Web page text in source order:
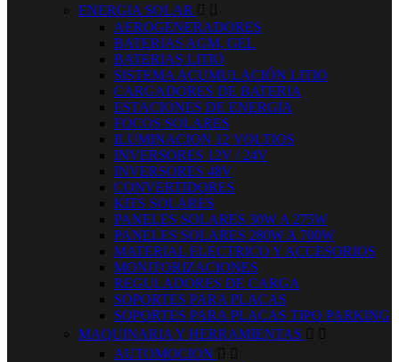
ENERGIA SOLAR  
AEROGENERADORES
BATERIAS AGM, GEL
BATERIAS LITIO
SISTEMA ACUMULACIÓN LITIO
CARGADORES DE BATERIA
ESTACIONES DE ENERGIA
FOCOS SOLARES
ILUMINACION 12 VOLTIOS
INVERSORES 12V / 24V
INVERSORES 48V
CONVERTIDORES
KITS SOLARES
PANELES SOLARES 30W A 275W
PANELES SOLARES 280W A 700W
MATERIAL ELECTRICO Y ACCESORIOS
MONITORIZACIONES
REGULADORES DE CARGA
SOPORTES PARA PLACAS
SOPORTES PARA PLACAS TIPO PARKING
MAQUINARIA Y HERRAMIENTAS  
AUTOMOCION  